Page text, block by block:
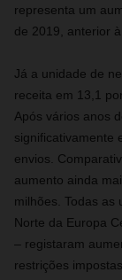
representa um
de 2019, anterior à
Já a unidade de
receita em 13,1
Após vários anos
significativamente
envios.
aumento ainda
milhões. Todas as
Norte da Europa
– registaram
restrições